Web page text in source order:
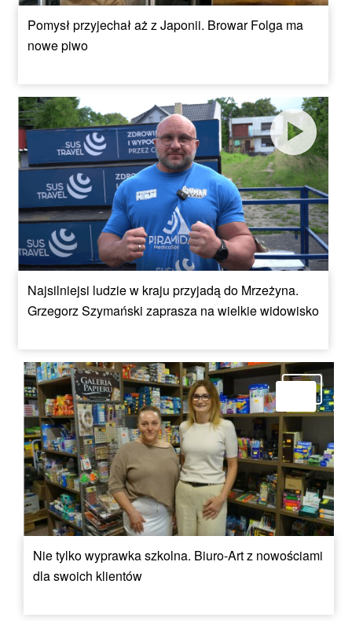
Pomysł przyjechał aż z Japonii. Browar Folga ma
nowe piwo
Najsilniejsi ludzie w kraju przyjadą do Mrzeżyna.
Grzegorz Szymański zaprasza na wielkie widowisko
Nie tylko wyprawka szkolna. Biuro-Art z nowościami
dla swoich klientów